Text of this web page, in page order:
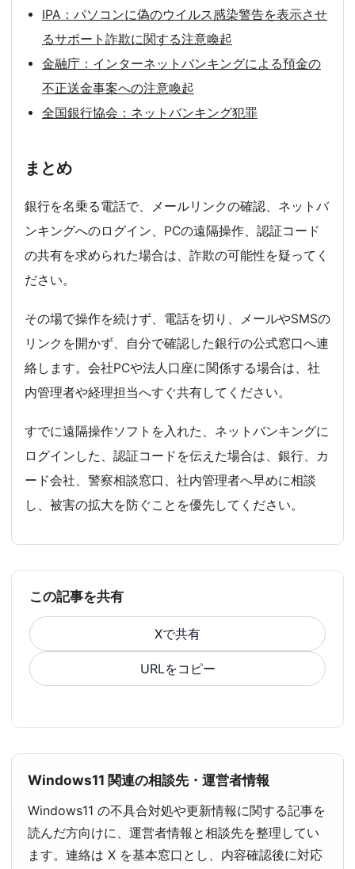
IPA：パソコンに偽のウイルス感染警告を表示させ
るサポート詐欺に関する注意喚起
金融庁：インターネットバンキングによる預金の
不正送金事案への注意喚起
全国銀行協会：ネットバンキング犯罪
まとめ
銀行を名乗る電話で、メールリンクの確認、ネットバ
ンキングへのログイン、PCの遠隔操作、認証コード
の共有を求められた場合は、詐欺の可能性を疑ってく
ださい。
その場で操作を続けず、電話を切り、メールやSMSの
リンクを開かず、自分で確認した銀行の公式窓口へ連
絡します。会社PCや法人口座に関係する場合は、社
内管理者や経理担当へすぐ共有してください。
すでに遠隔操作ソフトを入れた、ネットバンキングに
ログインした、認証コードを伝えた場合は、銀行、カ
ード会社、警察相談窓口、社内管理者へ早めに相談
し、被害の拡大を防ぐことを優先してください。
この記事を共有
Xで共有
URLをコピー
Windows11 関連の相談先・運営者情報
Windows11 の不具合対処や更新情報に関する記事を
読んだ方向けに、運営者情報と相談先を整理してい
ます。連絡は X を基本窓口とし、内容確認後に対応